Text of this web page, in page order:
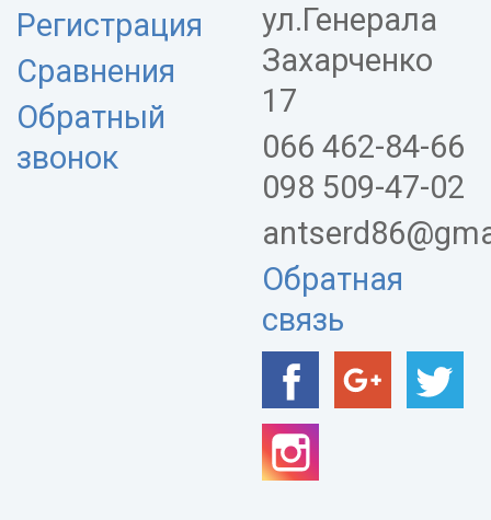
Регистрация
Сравнения
Обратный
звонок
ул.Генерала
Захарченко
17
066 462-84-66
098 509-47-02
Обратная
связь